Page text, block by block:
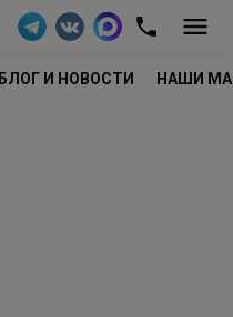
БЛОГ И НОВОСТИ НАШИ